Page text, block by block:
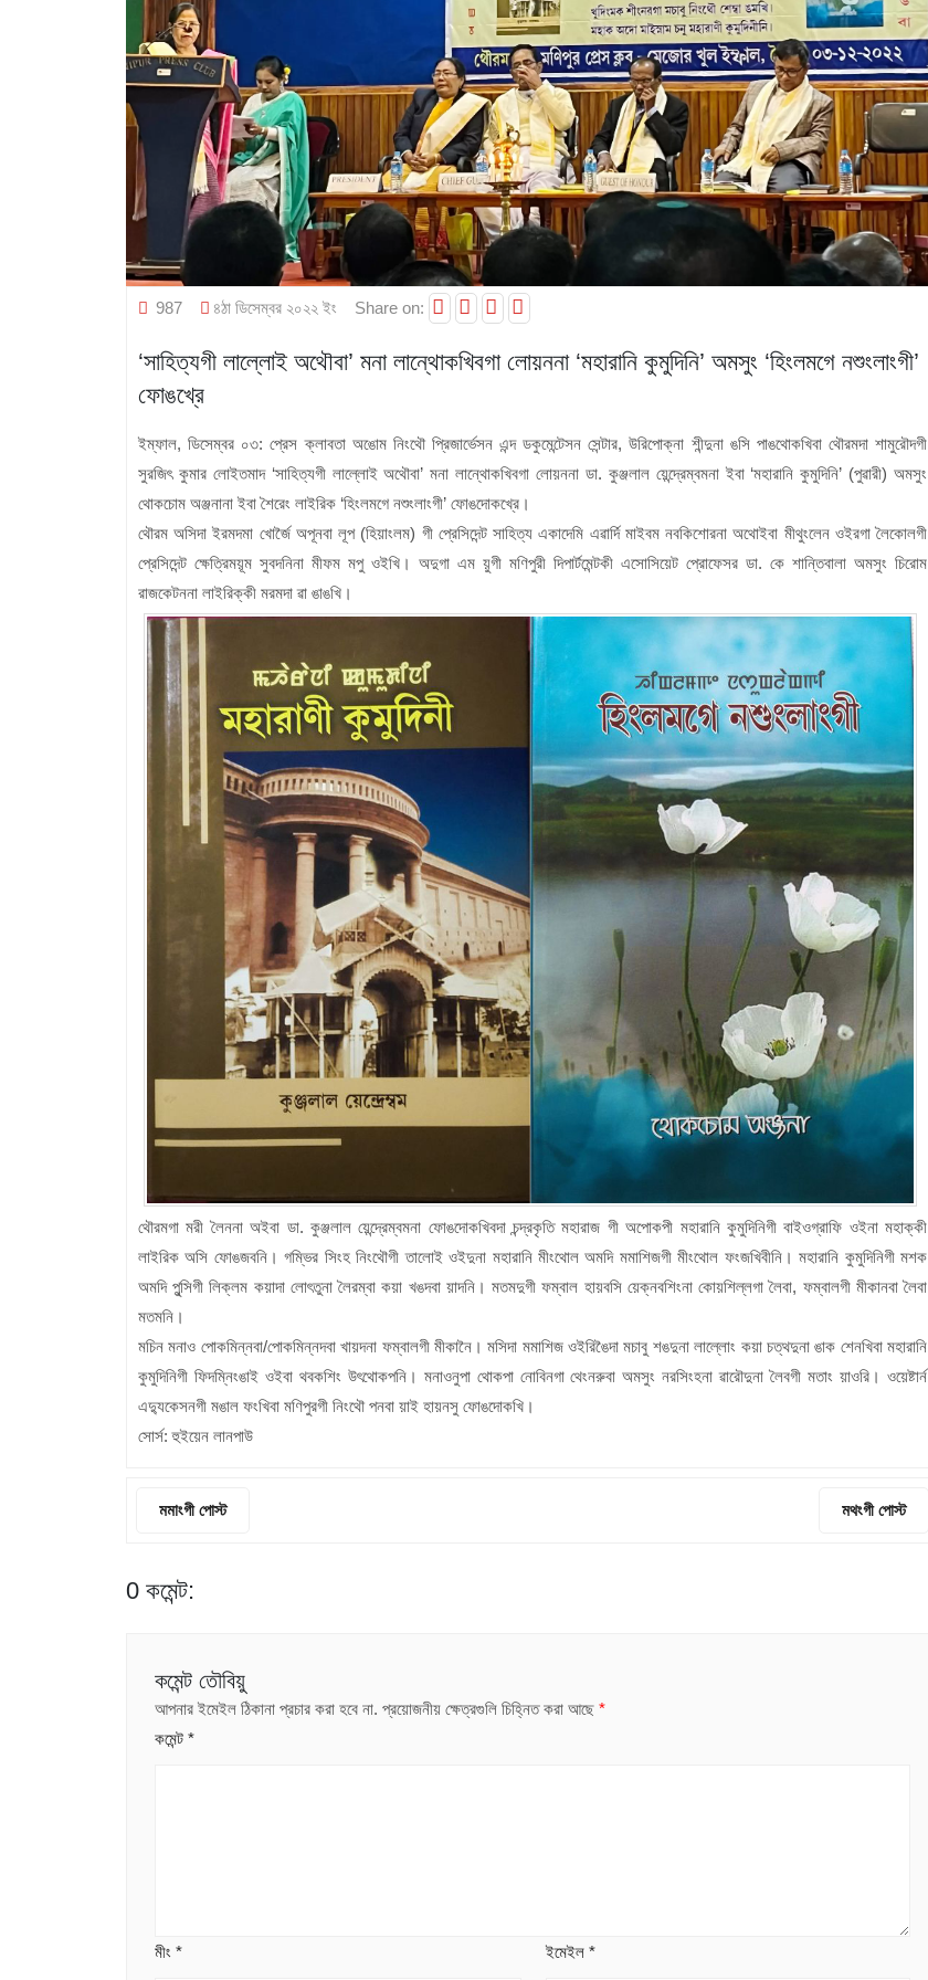
987 ৪ঠা ডিসেম্বর ২০২২ ইং Share on:
‘সাহিত্যগী লাল্লোই অথৌবা’ মনা লান্থোকখিবগা লোয়ননা ‘মহারানি কুমুদিনি’ অমসুং ‘হিংলমগে নশুংলাংগী’
ফোঙখ্রে
ইম্ফাল, ডিসেম্বর ০৩:প্রেস ক্লাবতা অঙোম নিংথৌ প্রিজার্ভেসন এন্দ ডকুমেন্টেসন সেন্টার, উরিপোক্না শীন্দুনা ঙসি পাঙথোকখিবা থৌরমদা শামুরৌদগী
সুরজিৎ কুমার লোইতমাদ ‘সাহিত্যগী লাল্লোই অথৌবা’ মনা লান্থোকখিবগা লোয়ননা ডা. কুঞ্জলাল য়েন্দ্রেম্বমনা ইবা ‘মহারানি কুমুদিনি’ (পুৱারী) অমসুং
থোকচোম অঞ্জনানা ইবা শৈরেং লাইরিক ‘হিংলমগে নশুংলাংগী’ ফোঙদোকখ্রে।
থৌরম অসিদা ইরমদমা খোর্জৈ অপূনবা লূপ (হিয়াংলম) গী প্রেসিদেন্ট সাহিত্য একাদেমি এৱার্দি মাইবম নবকিশোরনা অথোইবা মীথুংলেন ওইরগা লৈকোলগী
প্রেসিদেন্ট ক্ষেত্রিময়ূম সুবদনিনা মীফম মপু ওইখি। অদুগা এম য়ুগী মণিপুরী দিপার্টমেন্টকী এসোসিয়েট প্রোফেসর ডা. কে শান্তিবালা অমসুং চিরোম
রাজকেটননা লাইরিক্কী মরমদা ৱা ঙাঙখি।
থৌরমগা মরী লৈননা অইবা ডা. কুঞ্জলাল য়েন্দ্রেম্বমনা ফোঙদোকখিবদা চন্দ্রকৃতি মহারাজ গী অপোকপী মহারানি কুমুদিনিগী বাইওগ্রাফি ওইনা মহাক্কী
লাইরিক অসি ফোঙজবনি। গম্ভির সিংহ নিংথৌগী তালোই ওইদুনা মহারানি মীংথোল অমদি মমাশিজগী মীংথোল ফংজখিবীনি। মহারানি কুমুদিনিগী মশক
অমদি পুন্সিগী লিক্লম কয়াদা লোৎতুনা লৈরম্বা কয়া খঙদবা য়াদনি। মতমদুগী ফম্বাল হায়বসি য়েক্নবশিংনা কোয়শিল্লগা লৈবা, ফম্বালগী মীকানবা লৈবা
মতমনি।
মচিন মনাও পোকমিন্নবা/পোকমিন্নদবা খায়দনা ফম্বালগী মীকানৈ। মসিদা মমাশিজ ওইরিঙৈদা মচাবু শঙদুনা লাল্লোং কয়া চত্থদুনা ঙাক শেনখিবা মহারানি
কুমুদিনিগী ফিদম্নিংঙাই ওইবা থবকশিং উৎথোকপনি। মনাওনুপা থোকপা নোবিনগা থেংনরুবা অমসুং নরসিংহনা ৱারৌদুনা লৈবগী মতাং য়াওরি। ওয়েষ্টার্ন
এদ্যুকেসনগী মঙাল ফংখিবা মণিপুরগী নিংথৌ পনবা য়াই হায়নসু ফোঙদোকখি।
সোর্স: হুইয়েন লানপাউ
মমাংগী পোস্ট মথংগী পোস্ট
0 কমেন্ট:
কমেন্ট তৌবিয়ু
আপনার ইমেইল ঠিকানা প্রচার করা হবে না. প্রয়োজনীয় ক্ষেত্রগুলি চিহ্নিত করা আছে *
কমেন্ট *
মীং * ইমেইল *